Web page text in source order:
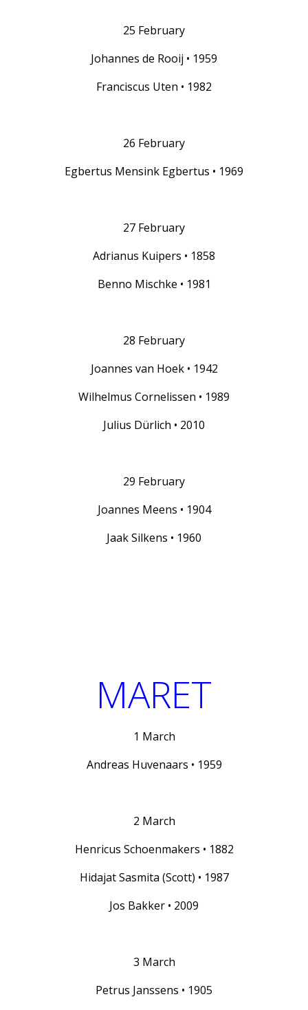
25 February
Johannes de Rooij • 1959
Franciscus Uten • 1982
26 February
Egbertus Mensink Egbertus • 1969
27 February
Adrianus Kuipers • 1858
Benno Mischke • 1981
28 February
Joannes van Hoek • 1942
Wilhelmus Cornelissen • 1989
Julius Dürlich • 2010
29 February
Joannes Meens • 1904
Jaak Silkens • 1960
MARET
1 March
Andreas Huvenaars • 1959
2 March
Henricus Schoenmakers • 1882
Hidajat Sasmita (Scott) • 1987
Jos Bakker • 2009
3 March
Petrus Janssens • 1905